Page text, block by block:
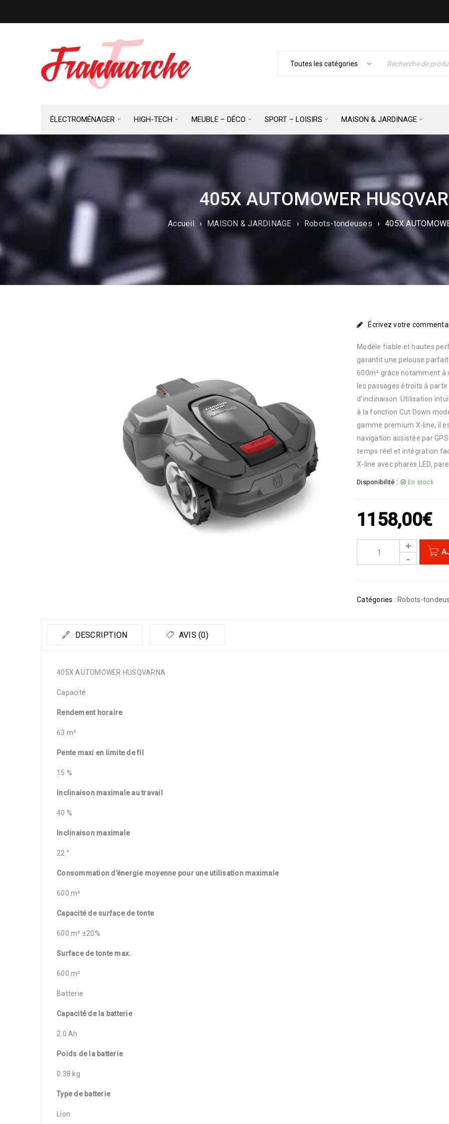
ÉLECTROMÉNAGER HIGH-TECH MEUBLE – DÉCO SPORT – LOISIRS MAISON & JARDINAGE
405X AUTOMOWER
Accueil › MAISON & JARDINAGE › Robots-tondeuses › 405X
Écrivez votre
Modèle fiable et hautes
garantit une pelouse
600m² grâce notamment
les passages étroits à
d’inclinaison. Utilisation
à la fonction Cut Down
gamme premium X-line, il
navigation assistée par
temps réel et intégration
X-line avec phares LED,
Disponibilité : En stock
1158,00€
Catégories : Robots-
DESCRIPTION AVIS (0)
405X AUTOMOWER HUSQVARNA
Capacité
Rendement horaire
63 m²
Pente maxi en limite de fil
15 %
Inclinaison maximale au travail
40 %
Inclinaison maximale
22 °
Consommation d’énergie moyenne pour une utilisation maximale
600 m²
Capacité de surface de tonte
600 m² ±20%
Surface de tonte max.
600 m²
Batterie
Capacité de la batterie
2.0 Ah
Poids de la batterie
0.38 kg
Type de batterie
Lion